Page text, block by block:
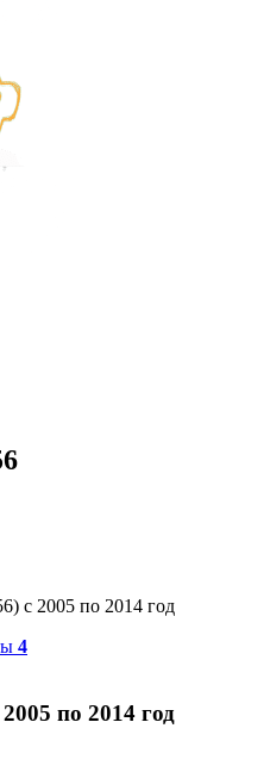
с 2005 по 2014 год
4
по 2014 год